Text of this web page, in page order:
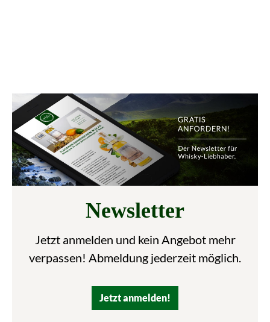
Newsletter
Jetzt anmelden und kein Angebot mehr
verpassen! Abmeldung jederzeit möglich.
Jetzt anmelden!